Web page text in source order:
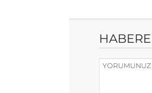
HABERE